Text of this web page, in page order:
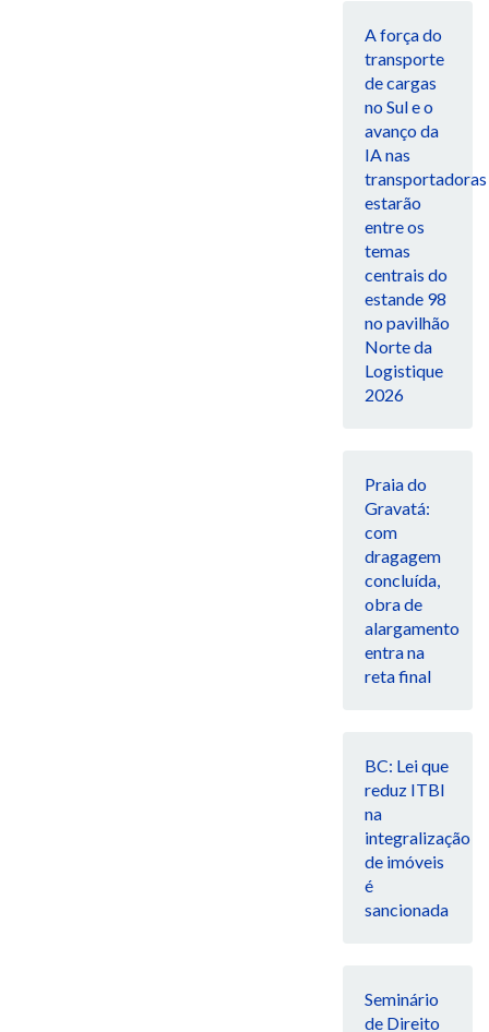
A força do
transporte
de cargas
no Sul e o
avanço da
IA nas
transportadoras
estarão
entre os
temas
centrais do
estande 98
no pavilhão
Norte da
Logistique
2026
Praia do
Gravatá:
com
dragagem
concluída,
obra de
alargamento
entra na
reta final
BC: Lei que
reduz ITBI
na
integralização
de imóveis
é
sancionada
Seminário
de Direito